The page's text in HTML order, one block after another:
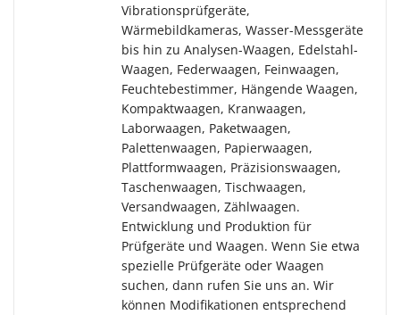
Vibrationsprüfgeräte,
Wärmebildkameras, Wasser-Messgeräte
bis hin zu Analysen-Waagen, Edelstahl-
Waagen, Federwaagen, Feinwaagen,
Feuchtebestimmer, Hängende Waagen,
Kompaktwaagen, Kranwaagen,
Laborwaagen, Paketwaagen,
Palettenwaagen, Papierwaagen,
Plattformwaagen, Präzisionswaagen,
Taschenwaagen, Tischwaagen,
Versandwaagen, Zählwaagen.
Entwicklung und Produktion für
Prüfgeräte und Waagen. Wenn Sie etwa
spezielle Prüfgeräte oder Waagen
suchen, dann rufen Sie uns an. Wir
können Modifikationen entsprechend